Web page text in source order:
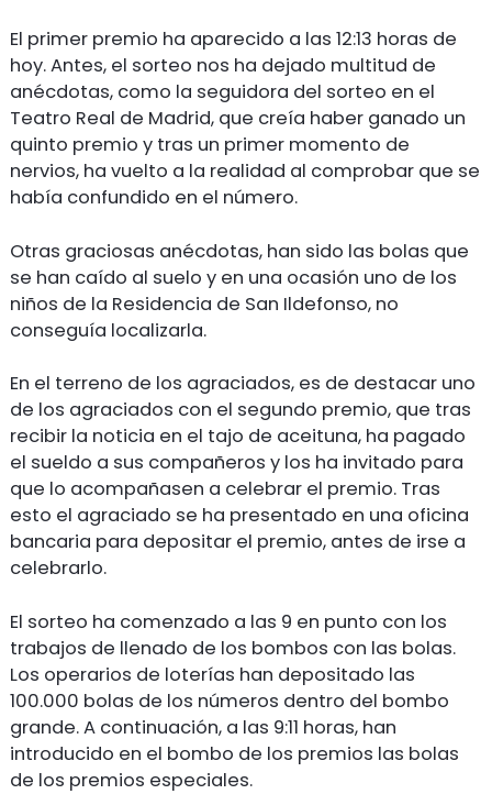
El primer premio ha aparecido a las 12:13 horas de
hoy. Antes, el sorteo nos ha dejado multitud de
anécdotas, como la seguidora del sorteo en el
Teatro Real de Madrid, que creía haber ganado un
quinto premio y tras un primer momento de
nervios, ha vuelto a la realidad al comprobar que se
había confundido en el número.
Otras graciosas anécdotas, han sido las bolas que
se han caído al suelo y en una ocasión uno de los
niños de la Residencia de San Ildefonso, no
conseguía localizarla.
En el terreno de los agraciados, es de destacar uno
de los agraciados con el segundo premio, que tras
recibir la noticia en el tajo de aceituna, ha pagado
el sueldo a sus compañeros y los ha invitado para
que lo acompañasen a celebrar el premio. Tras
esto el agraciado se ha presentado en una oficina
bancaria para depositar el premio, antes de irse a
celebrarlo.
El sorteo ha comenzado a las 9 en punto con los
trabajos de llenado de los bombos con las bolas.
Los operarios de loterías han depositado las
100.000 bolas de los números dentro del bombo
grande. A continuación, a las 9:11 horas, han
introducido en el bombo de los premios las bolas
de los premios especiales.